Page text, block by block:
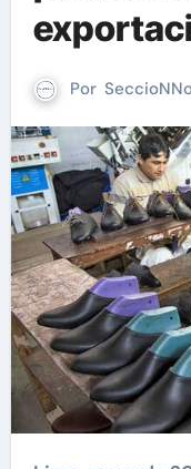
Por